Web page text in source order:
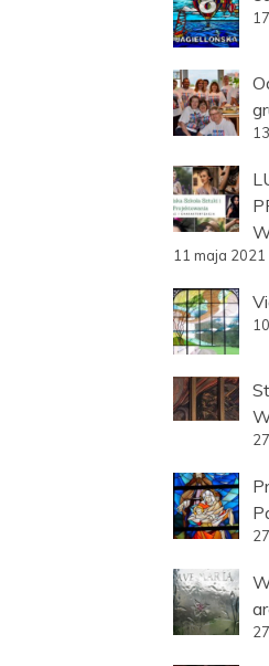
11 maja 2021